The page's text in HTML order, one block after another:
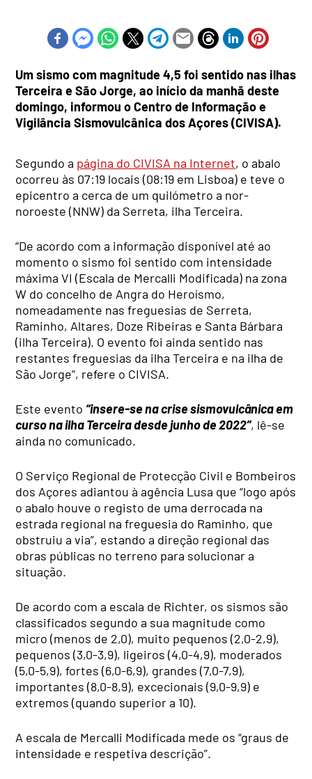
Um sismo com magnitude 4,5 foi sentido nas ilhas
Terceira e São Jorge, ao início da manhã deste
domingo, informou o Centro de Informação e
Vigilância Sismovulcânica dos Açores (CIVISA).
Segundo a página do CIVISA na Internet, o abalo
ocorreu às 07:19 locais (08:19 em Lisboa) e teve o
epicentro a cerca de um quilómetro a nor-
noroeste (NNW) da Serreta, ilha Terceira.
“De acordo com a informação disponível até ao
momento o sismo foi sentido com intensidade
máxima VI (Escala de Mercalli Modificada) na zona
W do concelho de Angra do Heroísmo,
nomeadamente nas freguesias de Serreta,
Raminho, Altares, Doze Ribeiras e Santa Bárbara
(ilha Terceira). O evento foi ainda sentido nas
restantes freguesias da ilha Terceira e na ilha de
São Jorge”, refere o CIVISA.
Este evento “insere-se na crise sismovulcânica em
curso na ilha Terceira desde junho de 2022”, lê-se
ainda no comunicado.
O Serviço Regional de Protecção Civil e Bombeiros
dos Açores adiantou à agência Lusa que “logo após
o abalo houve o registo de uma derrocada na
estrada regional na freguesia do Raminho, que
obstruiu a via”, estando a direção regional das
obras públicas no terreno para solucionar a
situação.
De acordo com a escala de Richter, os sismos são
classificados segundo a sua magnitude como
micro (menos de 2,0), muito pequenos (2,0-2,9),
pequenos (3,0-3,9), ligeiros (4,0-4,9), moderados
(5,0-5,9), fortes (6,0-6,9), grandes (7,0-7,9),
importantes (8,0-8,9), excecionais (9,0-9,9) e
extremos (quando superior a 10).
A escala de Mercalli Modificada mede os “graus de
intensidade e respetiva descrição”.